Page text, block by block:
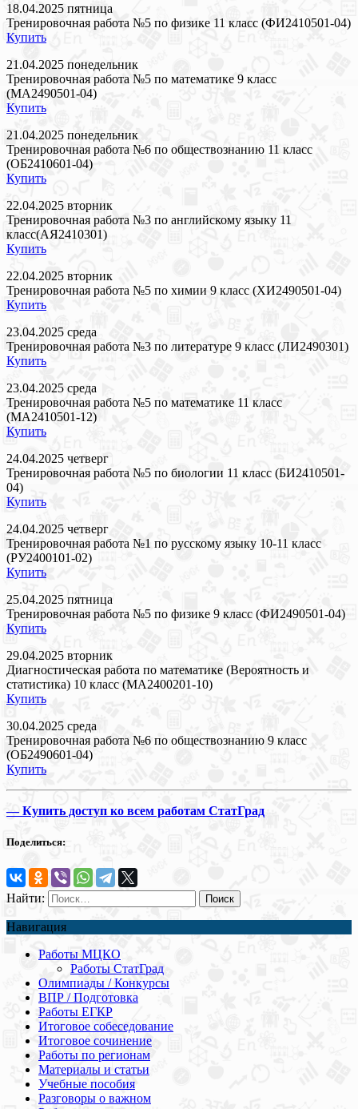
18.04.2025 пятница
Тренировочная работа №5 по физике 11 класс (ФИ2410501-04)
Купить
21.04.2025 понедельник
Тренировочная работа №5 по математике 9 класс
(МА2490501-04)
Купить
21.04.2025 понедельник
Тренировочная работа №6 по обществознанию 11 класс
(ОБ2410601-04)
Купить
22.04.2025 вторник
Тренировочная работа №3 по английскому языку 11
класс(АЯ2410301)
Купить
22.04.2025 вторник
Тренировочная работа №5 по химии 9 класс (ХИ2490501-04)
Купить
23.04.2025 среда
Тренировочная работа №3 по литературе 9 класс (ЛИ2490301)
Купить
23.04.2025 среда
Тренировочная работа №5 по математике 11 класс
(МА2410501-12)
Купить
24.04.2025 четверг
Тренировочная работа №5 по биологии 11 класс (БИ2410501-
04)
Купить
24.04.2025 четверг
Тренировочная работа №1 по русскому языку 10-11 класс
(РУ2400101-02)
Купить
25.04.2025 пятница
Тренировочная работа №5 по физике 9 класс (ФИ2490501-04)
Купить
29.04.2025 вторник
Диагностическая работа по математике (Вероятность и
статистика) 10 класс (МА2400201-10)
Купить
30.04.2025 среда
Тренировочная работа №6 по обществознанию 9 класс
(ОБ2490601-04)
Купить
—Купить доступ ко всем работам СтатГрад
Поделиться:
Найти:
Навигация
Работы МЦКО
Работы СтатГрад
Олимпиады / Конкурсы
ВПР / Подготовка
Работы ЕГКР
Итоговое собеседование
Итоговое сочинение
Работы по регионам
Материалы и статьи
Учебные пособия
Разговоры о важном